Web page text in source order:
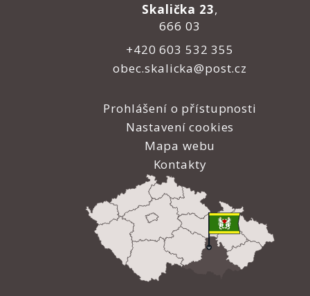
Skalička 23,
666 03
+420 603 532 355
obec.skalicka@post.cz
Prohlášení o přístupnosti
Nastavení cookies
Mapa webu
Kontakty